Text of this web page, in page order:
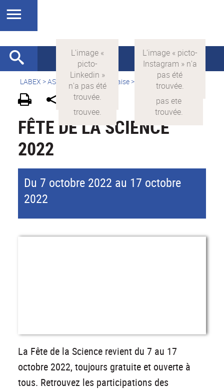
LABEX >ASLAN > Version française> Actualités
FÊTE DE LA SCIENCE
2022
Du 7 octobre 2022 au 17 octobre
2022
La Fête de la Science revient du 7 au 17
octobre 2022, toujours gratuite et ouverte à
tous. Retrouvez les participations des